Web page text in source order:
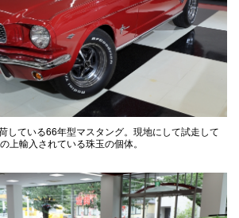
している66年型マスタング。現地にして試走して
上輸入されている珠玉の個体。